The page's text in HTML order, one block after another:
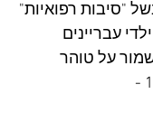
"סיבות רפואיות"
עבריינים
על טוהר